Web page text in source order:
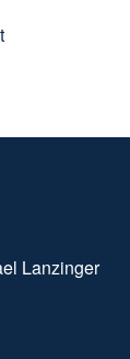
Lanzinger